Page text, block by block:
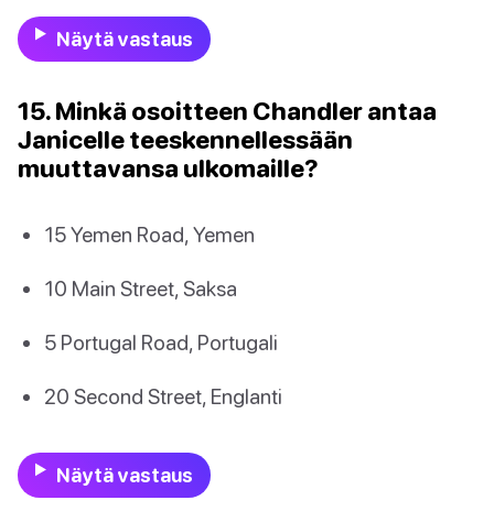
Näytä vastaus
15. Minkä osoitteen Chandler antaa
Janicelle teeskennellessään
muuttavansa ulkomaille?
15 Yemen Road, Yemen
10 Main Street, Saksa
5 Portugal Road, Portugali
20 Second Street, Englanti
Näytä vastaus